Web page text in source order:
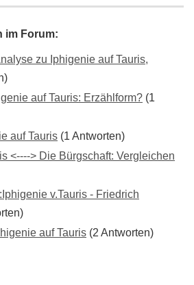
im Forum:
zu Iphigenie auf Tauris,
auf Tauris: Erzählform? (1
auf Tauris (1 Antworten)
<----> Die Bürgschaft: Vergleichen
v.Tauris - Friedrich
auf Tauris (2 Antworten)